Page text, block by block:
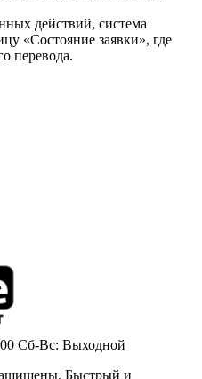
действий, система
«Состояние заявки», где
перевода.
Сб-Вс: Выходной
Быстрый и